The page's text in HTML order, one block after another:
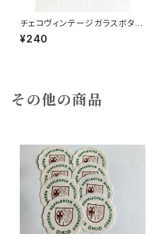
チェコヴィンテージガラスボタン
水色a 大
¥240
その他の商品